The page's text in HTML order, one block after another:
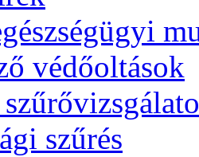
védőoltások
szűrés